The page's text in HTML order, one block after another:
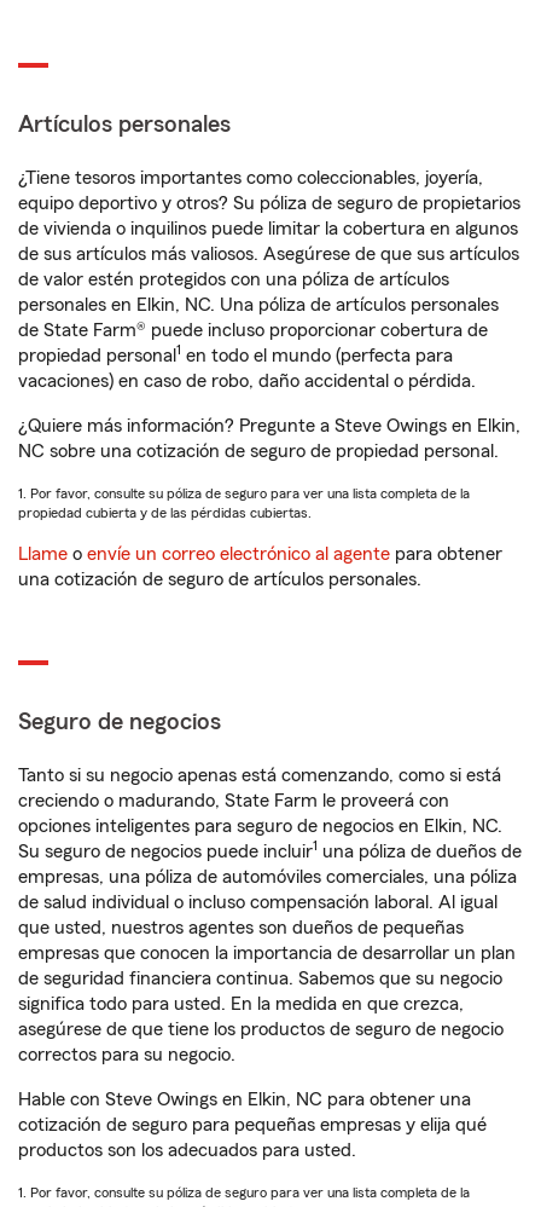
Artículos personales
¿Tiene tesoros importantes como coleccionables, joyería,
equipo deportivo y otros? Su póliza de seguro de propietarios
de vivienda o inquilinos puede limitar la cobertura en algunos
de sus artículos más valiosos. Asegúrese de que sus artículos
de valor estén protegidos con una póliza de artículos
personales en Elkin, NC. Una póliza de artículos personales
de State Farm® puede incluso proporcionar cobertura de
propiedad personal 1 en todo el mundo (perfecta para
vacaciones) en caso de robo, daño accidental o pérdida.
¿Quiere más información? Pregunte a Steve Owings en Elkin,
NC sobre una cotización de seguro de propiedad personal.
1. Por favor, consulte su póliza de seguro para ver una lista completa de la
propiedad cubierta y de las pérdidas cubiertas.
Llame o envíe un correo electrónico al agente para obtener
una cotización de seguro de artículos personales.
Seguro de negocios
Tanto si su negocio apenas está comenzando, como si está
creciendo o madurando, State Farm le proveerá con
opciones inteligentes para seguro de negocios en Elkin, NC.
Su seguro de negocios puede incluir1 una póliza de dueños de
empresas, una póliza de automóviles comerciales, una póliza
de salud individual o incluso compensación laboral. Al igual
que usted, nuestros agentes son dueños de pequeñas
empresas que conocen la importancia de desarrollar un plan
de seguridad financiera continua. Sabemos que su negocio
significa todo para usted. En la medida en que crezca,
asegúrese de que tiene los productos de seguro de negocio
correctos para su negocio.
Hable con Steve Owings en Elkin, NC para obtener una
cotización de seguro para pequeñas empresas y elija qué
productos son los adecuados para usted.
1. Por favor, consulte su póliza de seguro para ver una lista completa de la